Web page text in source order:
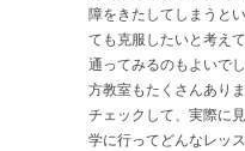
障をきたしてしまうと
ても克服したいと考え
通ってみるのもよいで
方教室もたくさんあり
チェックして、実際に
学に行ってどんなレッ